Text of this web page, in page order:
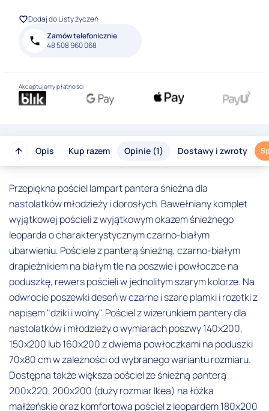
Dodaj do Listy życzeń
Zamów telefonicznie
48 508 960 068
Akceptujemy płatności
Opis Kup razem Opinie (1) Dostawy i zwroty
Przepiękna pościel lampart pantera śnieżna dla
nastolatków młodzieży i dorosłych. Bawełniany komplet
wyjątkowej pościeli z wyjątkowym okazem śnieżnego
leoparda o charakterystycznym czarno-białym
ubarwieniu. Pościele z panterą śnieżną, czarno-białym
drapieżnikiem na białym tle na poszwie i powłoczce na
poduszkę, rewers pościeli w jednolitym szarym kolorze. Na
odwrocie poszewki deseń w czarne i szare plamki i rozetki z
napisem "dziki i wolny". Pościel z wizerunkiem pantery dla
nastolatków i młodzieży o wymiarach poszwy 140x200,
150x200 lub 160x200 z dwiema powłoczkami na poduszki
70x80 cm w zależności od wybranego wariantu rozmiaru.
Dostępna także większa pościel ze śnieżną panterą
200x220, 200x200 (duży rozmiar Ikea) na łóżka
małżeńskie oraz komfortowa pościel z leopardem 180x200